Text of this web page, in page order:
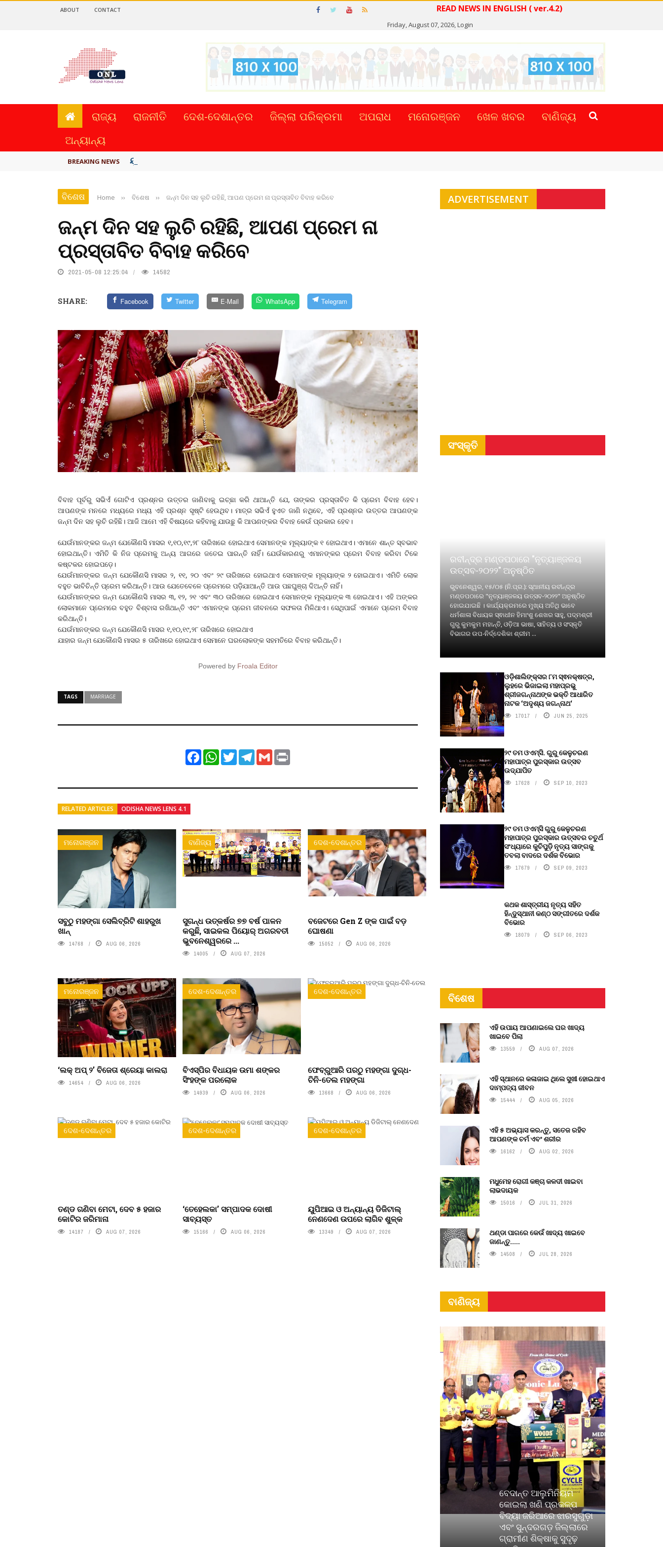
READ NEWS IN ENGLISH ( ver.4.2)
Friday, August 07, 2026,Login
ABOUT CONTACT
ରାଜ୍ୟ ରାଜନୀତି ଦେଶ-ଦେଶାନ୍ତର ଜିଲ୍ଲା ପରିକ୍ରମା ଅପରାଧ ମନୋରଞ୍ଜନ ଖେଳ ଖବର
ବାଣିଜ୍ୟ
ଅନ୍ୟାନ୍ୟ
BREAKING NEWS ୟୁପିଆଇ ଓ ଅନ୍ୟାନ୍ୟ ଡିଜିଟାଲ୍ ନେଣଦେଣ ...
ବିଶେଷ Home ›› ବିଶେଷ ›› ଜନ୍ମ ଦିନ ସହ ଲୁଚି ରହିଛି, ଆପଣ ପ୍ରେମ ନା ପ୍ରସ୍ତାବିତ ବିବାହ କରିବେ
ଜନ୍ମ ଦିନ ସହ ଲୁଚି ରହିଛି, ଆପଣ ପ୍ରେମ ନା
ପ୍ରସ୍ତାବିତ ବିବାହ କରିବେ
2021-05-08 12:25:04 14582
SHARE: Facebook Twitter E-Mail WhatsApp Telegram
ବିବାହ ପୂର୍ବରୁ ସଭିଏଁ ଗୋଟିଏ ପ୍ରଶ୍ନର ଉତ୍ତର ଜାଣିବାକୁ ଇଚ୍ଛା କରି ଥାଆନ୍ତି ଯେ, ତାଙ୍କର ପ୍ରସ୍ତାବିତ କି ପ୍ରେମ ବିବାହ ହେବ।
ଆପଣଙ୍କ ମନରେ ମଧ୍ୟରେ ମଧ୍ୟ ଏହି ପ୍ରଶ୍ନ ସୃଷ୍ଟି ହେଉଥିବ। ମାତ୍ର ସଭିଏଁ ହୁଏତ ଜାଣି ନଥିବେ, ଏହି ପ୍ରଶ୍ନର ଉତ୍ତର ଆପଣଙ୍କ
ଜନ୍ମ ଦିନ ସହ ଲୁଚି ରହିଛି। ଆଜି ଆମେ ଏହି ବିଷୟରେ କହିବାକୁ ଯାଉଛୁ କି ଆପଣଙ୍କର ବିବାହ କେଉଁ ପ୍ରକାର ହେବ।
ଯେଉଁମାନଙ୍କର ଜନ୍ମ ଯେକୌଣସି ମାସର ୧,୧୦,୧୯,୨୮ ତାରିଖରେ ହୋଇଥାଏ ସେମାନଙ୍କ ମୂଲ୍ୟାଙ୍କ ୧ ହୋଇଥାଏ। ଏମାନେ ଶାନ୍ତ ସ୍ବଭାବ
ହୋଇଥାନ୍ତି। ଏମିତି କି ନିଜ ପ୍ରେମକୁ ଅନ୍ୟ ଆଗରେ ଜତେଇ ପାରନ୍ତି ନାହିଁ। ଯେଉଁକାରଣରୁ ଏମାନଙ୍କର ପ୍ରେମ ବିବାହ କରିବା ଟିକେ
କଷ୍ଟକର ହୋଇପଡ଼େ।
ଯେଉଁମାନଙ୍କର ଜନ୍ମ ଯେକୌଣସି ମାସର ୨, ୧୧, ୨୦ ଏବଂ ୨୯ ତାରିଖରେ ହୋଇଥାଏ ସେମାନଙ୍କ ମୂଲ୍ୟାଙ୍କ ୨ ହୋଇଥାଏ। ଏମିତି ଲୋକ
ବହୁତ ଭାବିଚିନ୍ତି ପ୍ରେମ କରିଥାନ୍ତି। ଆଉ ଯେତେବେଳେ ପ୍ରେମରେ ପଡ଼ିଯାଆନ୍ତି ଆଉ ପଛଘୁଞ୍ଚା ଦିଅନ୍ତି ନାହିଁ।
ଯେଉଁମାନଙ୍କର ଜନ୍ମ ଯେକୌଣସି ମାସର ୩, ୧୨, ୨୧ ଏବଂ ୩୦ ତାରିଖରେ ହୋଇଥାଏ ସେମାନଙ୍କ ମୂଲ୍ୟାଙ୍କ ୩ ହୋଇଥାଏ। ଏହି ଅଙ୍କର
ଲୋକମାନେ ପ୍ରେମରେ ବହୁତ ବିଶ୍ବାସ ରଖିଥାନ୍ତି ଏବଂ ଏମାନଙ୍କ ପ୍ରେମ ଜୀବନରେ ସଫଳତା ମିଳିଥାଏ। ସେଥିପାଇଁ ଏମାନେ ପ୍ରେମ ବିବାହ
କରିଥାନ୍ତି।
ଯେଉଁମାନଙ୍କର ଜନ୍ମ ଯେକୌଣସି ମାସର ୧,୧୦,୧୯,୨୮ ତାରିଖରେ ହୋଇଥାଏ
ଯାହାର ଜନ୍ମ ଯେକୌଣସି ମାସର ୫ ତାରିଖରେ ହୋଇଥାଏ ସେମାନେ ଘରଲୋକଙ୍କ ସହମତିରେ ବିବାହ କରିଥାନ୍ତି।
Powered by Froala Editor
TAGS MARRIAGE
FacebookWhatsApp
TwitterTelegram
Gmail
RELATED ARTICLES ODISHA NEWS LENS 4.1
ମନୋରଞ୍ଜନ
ସବୁଠୁ ମହଙ୍ଗା ସେଲିବ୍ରିଟି ଶାହରୁଖ
ଖାନ୍
14768 AUG 06, 2026
ବାଣିଜ୍ୟ
ସୁଗନ୍ଧ ଉତ୍କର୍ଷର ୭୭ ବର୍ଷ ପାଳନ
କରୁଛି, ସାଇକଲ ପିୟୋର୍‌ ଅଗରବତୀ
ଭୁବନେଶ୍ୱରରେ ...
14005 AUG 07, 2026
ଦେଶ-ଦେଶାନ୍ତର
ବଜେଟରେ Gen Z ଙ୍କ ପାଇଁ ବଡ଼
ଘୋଷଣା
15052 AUG 06, 2026
ମନୋରଞ୍ଜନ
‘ଲକ୍ ଅପ୍ ୨’ ବିଜେତା ଶ୍ରେୟା କାଲରା
14654 AUG 06, 2026
ଦେଶ-ଦେଶାନ୍ତର
ବିଏସ୍‌ପିର ବିଧାୟକ ଉମା ଶଙ୍କର
ସିଂହଙ୍କ ପରଲୋକ
14939 AUG 06, 2026
ଦେଶ-ଦେଶାନ୍ତର
ଫେବ୍ରୁଆରି ପରଠୁ ମହଙ୍ଗା ଦୁଗ୍ଧ-
ଚିନି-ତେଲ ମହଙ୍ଗା
13668 AUG 06, 2026
ଦେଶ-ଦେଶାନ୍ତର
ତଣ୍ଡ ଗଣିବା ମେଟା, ଦେବ ୫ ହଜାର
କୋଟିର ଜରିମାନା
14187 AUG 07, 2026
ଦେଶ-ଦେଶାନ୍ତର
‘ତେହେଲକା’ ସମ୍ପାଦକ ଦୋଷୀ
ସାବ୍ୟସ୍ତ
15166 AUG 06, 2026
ଦେଶ-ଦେଶାନ୍ତର
ୟୁପିଆଇ ଓ ଅନ୍ୟାନ୍ୟ ଡିଜିଟାଲ୍
ନେଣଦେଣ ଉପରେ ଲାଗିବ ଶୁଳ୍କ
13349 AUG 07, 2026
ADVERTISEMENT
ସଂସ୍କୃତି
ରବୀନ୍ଦ୍ର ମଣ୍ଡପଠାରେ "ନୃତ୍ୟାଞ୍ଜଳୟ
ଉତ୍ସବ-୨୦୨୨" ଅନୁଷ୍ଠିତ
ଭୁବନେଶ୍ୱର, ୧୫/୦୫ (ନି.ପ୍ର.): ସ୍ଥାନୀୟ ରବୀନ୍ଦ୍ର
ମଣ୍ଡପଠାରେ "ନୃତ୍ୟାଞ୍ଜଳୟ ଉତ୍ସବ-୨୦୨୨" ଅନୁଷ୍ଠିତ
ହୋଇଯାଇଛି । କାର୍ଯ୍ୟକ୍ରମରେ ମୁଖ୍ୟ ଅତିଥି ଭାବେ
ଧର୍ମଶାଳା ବିଧାୟକ ସ୍ଵାଧୀନ ହିମାଂଶୁ ଶେଖର ସାହୁ, ପଦ୍ମଶ୍ରୀ
ଗୁରୁ କୁମକୁମ ମହାନ୍ତି, ଓଡ଼ିଆ ଭାଷା, ସାହିତ୍ୟ ଓ ସଂସ୍କୃତି
ବିଭାଗର ଉପ-ନିର୍ଦ୍ଦେଶିକା ଶ୍ରୀମ ...
ଓଡ଼ିଶାଲିଙ୍କ୍ସର ୮ମ ସ୍ଵନକ୍ଷତ୍ର,
ଲୁହରେ ଭିଜାଇଲା ମହାପ୍ରଭୁ
ଶ୍ରୀଜଗନ୍ନାଥଙ୍କ ଭକ୍ତି ଆଧାରିତ
ନାଟକ ‘ଅଦୃଶ୍ୟ ଜଗନ୍ନାଥ‘
17017 JUN 25, 2025
୨୯ ତମ ଓଏମ୍‌ସି. ଗୁରୁ କେଳୁଚରଣ
ମହାପାତ୍ର ପୁରସ୍କାର ଉତ୍ସବ
ଉଦ୍‍ଯାପିତ
17628 SEP 10, 2023
୨୯ ତମ ଓଏମ୍‌ସି ଗୁରୁ କେଳୁଚରଣ
ମହାପାତ୍ର ପୁରସ୍କାର ଉତ୍ସବର ଚତୁର୍ଥ
ସଂଧ୍ୟାରେ କୁଚିପୁଡ଼ି ନୃତ୍ୟ ସାଙ୍ଗକୁ
ତବଲା ବାଦରେ ଦର୍ଶକ ବିଭୋର
17679 SEP 09, 2023
କଥକ ଶାସ୍ତ୍ରୀୟ ନୃତ୍ୟ ସହିତ
ହିନ୍ଦୁସ୍ଥାନୀ କଣ୍ଠ ସଙ୍ଗୀତରେ ଦର୍ଶକ
ବିଭୋର
18079 SEP 06, 2023
ବିଶେଷ
ଏହି ଉପାୟ ଆପଣାଇଲେ ଘର ଖାଦ୍ୟ
ଖାଇବେ ପିଲା
13559 AUG 07, 2026
ଏହି ସ୍ଥାନରେ କଳାଜାଇ ଥିଲେ ସୁଖୀ ହୋଇଥାଏ
ଦାମ୍ପତ୍ୟ ଜୀବନ
15444 AUG 05, 2026
ଏହି ୫ ଅଭ୍ୟାସ କରନ୍ତୁ, ସତେଜ ରହିବ
ଆପଣଙ୍କ ଚର୍ମ ଏବଂ ଶରୀର
16162 AUG 02, 2026
ମଧୁମେହ ରୋଗୀ କଞ୍ଚା କଳଦୀ ଖାଇବା
ଲାଭଦାୟକ
15016 JUL 31, 2026
ଥଣ୍ଡା ପାଗରେ କେଉଁ ଖାଦ୍ୟ ଖାଇବେ
ଜାଣନ୍ତୁ.....
14508 JUL 28, 2026
ବାଣିଜ୍ୟ
ବେଦାନ୍ତ ଆଲୁମିନିୟମ
କୋଇଲା ଖଣି ପ୍ରକଳ୍ପ
ବିଦ୍ୟା ଜରିଆରେ ଝାରସୁଗୁଡ଼ା
ଏବଂ ସୁନ୍ଦରଗଡ଼ ଜିଲ୍ଲାରେ
ଗ୍ରାମୀଣ ଶିକ୍ଷାକୁ ସୁଦୃଢ଼